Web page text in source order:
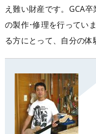
え難い財産です。GCA
の製作･修理を行ってい
る方にとって、自分の体